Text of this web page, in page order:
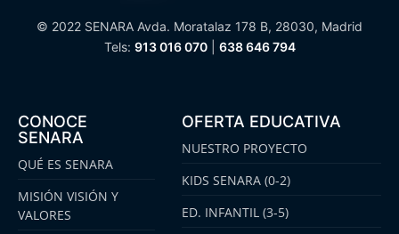
© 2022 SENARA Avda. Moratalaz 178 B, 28030, Madrid
Tels: 913 016 070| 638 646 794
CONOCE
SENARA
QUÉ ES SENARA
MISIÓN VISIÓN Y
VALORES
OFERTA EDUCATIVA
NUESTRO PROYECTO
KIDS SENARA (0-2)
ED. INFANTIL (3-5)